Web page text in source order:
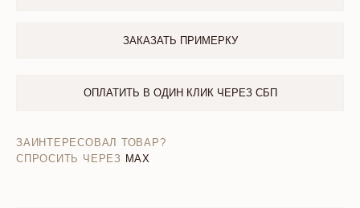
ЗАКАЗАТЬ ПРИМЕРКУ
ОПЛАТИТЬ В ОДИН КЛИК ЧЕРЕЗ СБП
ЗАИНТЕРЕСОВАЛ ТОВАР?
СПРОСИТЬ ЧЕРЕЗ MAX